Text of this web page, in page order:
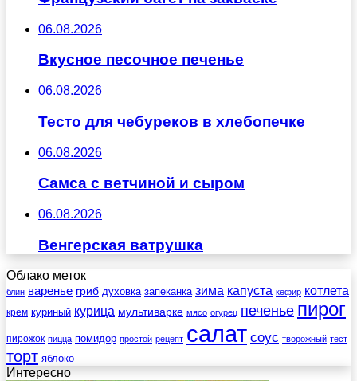
06.08.2026
Вкусное песочное печенье
06.08.2026
Тесто для чебуреков в хлебопечке
06.08.2026
Самса с ветчиной и сыром
06.08.2026
Венгерская ватрушка
Облако меток
блин варенье гриб духовка запеканка зима капуста кефир котлета
крем куриный курица мультиварке мясо огурец печенье пирог
пирожок пицца помидор простой рецепт салат соус творожный тест
торт яблоко
Интересно